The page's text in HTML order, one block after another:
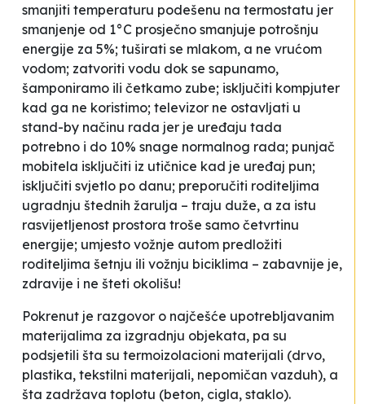
smanjiti temperaturu podešenu na termostatu jer
smanjenje od 1°C prosječno smanjuje potrošnju
energije za 5%; tuširati se mlakom, a ne vrućom
vodom; zatvoriti vodu dok se sapunamo,
šamponiramo ili četkamo zube; isključiti kompjuter
kad ga ne koristimo; televizor ne ostavljati u
stand-by načinu rada jer je uređaju tada
potrebno i do 10% snage normalnog rada; punjač
mobitela isključiti iz utičnice kad je uređaj pun;
isključiti svjetlo po danu; preporučiti roditeljima
ugradnju štednih žarulja – traju duže, a za istu
rasvijetljenost prostora troše samo četvrtinu
energije; umjesto vožnje autom predložiti
roditeljima šetnju ili vožnju biciklima – zabavnije je,
zdravije i ne šteti okolišu!
Pokrenut je razgovor o najčešće upotrebljavanim
materijalima za izgradnju objekata, pa su
podsjetili šta su termoizolacioni materijali (drvo,
plastika, tekstilni materijali, nepomičan vazduh), a
šta zadržava toplotu (beton, cigla, staklo).